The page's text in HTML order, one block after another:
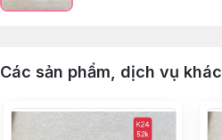
Các sản phẩm, dịch vụ khác